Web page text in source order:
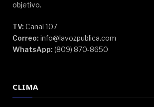
objetivo.
TV: Canal 107
Correo: info@lavozpublica.com
WhatsApp: (809) 870-8650
CLIMA